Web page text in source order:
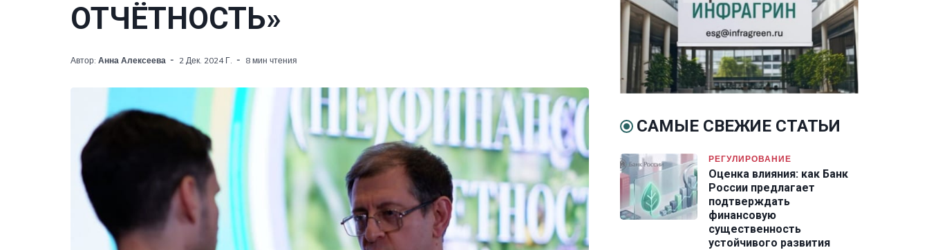
ОТЧЁТНОСТЬ»
Автор: Анна Алексеева 2 Дек. 2024 Г. 8 мин чтения
САМЫЕ СВЕЖИЕ СТАТЬИ
РЕГУЛИРОВАНИЕ
Оценка влияния: как Банк
России предлагает
подтверждать
финансовую
существенность
устойчивого развития